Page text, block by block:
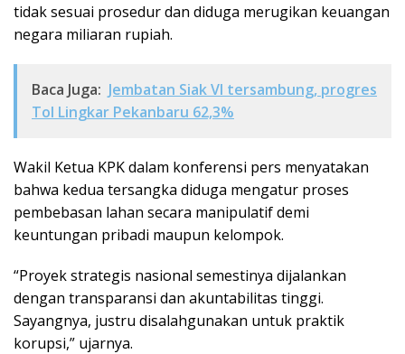
tidak sesuai prosedur dan diduga merugikan keuangan
negara miliaran rupiah.
Baca Juga: Jembatan Siak VI tersambung, progres
Tol Lingkar Pekanbaru 62,3%
Wakil Ketua KPK dalam konferensi pers menyatakan
bahwa kedua tersangka diduga mengatur proses
pembebasan lahan secara manipulatif demi
keuntungan pribadi maupun kelompok.
“Proyek strategis nasional semestinya dijalankan
dengan transparansi dan akuntabilitas tinggi.
Sayangnya, justru disalahgunakan untuk praktik
korupsi,” ujarnya.